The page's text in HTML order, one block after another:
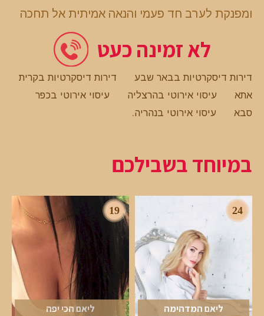
ומפנקת לערב חד פעמי והנאה אמיתית אל תחכה
לא זמינה כעט
דירות דיסקרטיות בבאר שבע
דירות דיסקרטיות בקרית
אתא
עיסוי אירוטי בהרצליה
עיסוי אירוטי בכפר
סבא
עיסוי אירוטי בנהריה.
במיוחד בשבילכם
24
ליאם המדהימה
19
ליאם הכי יפה